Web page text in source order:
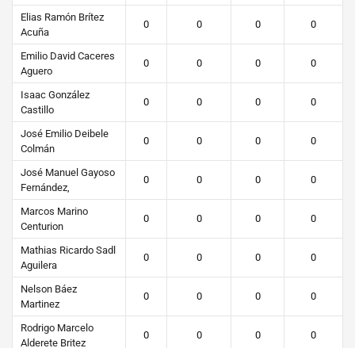
Elias Ramón Brítez
Acuña
0 0 0 0
Emilio David Caceres
Aguero
0 0 0 0
Isaac González
Castillo
0 0 0 0
José Emilio Deibele
Colmán
0 0 0 0
José Manuel Gayoso
Fernández,
0 0 0 0
Marcos Marino
Centurion
0 0 0 0
Mathias Ricardo Sadl
Aguilera
0 0 0 0
Nelson Báez
Martinez
0 0 0 0
Rodrigo Marcelo
Alderete Britez
0 0 0 0